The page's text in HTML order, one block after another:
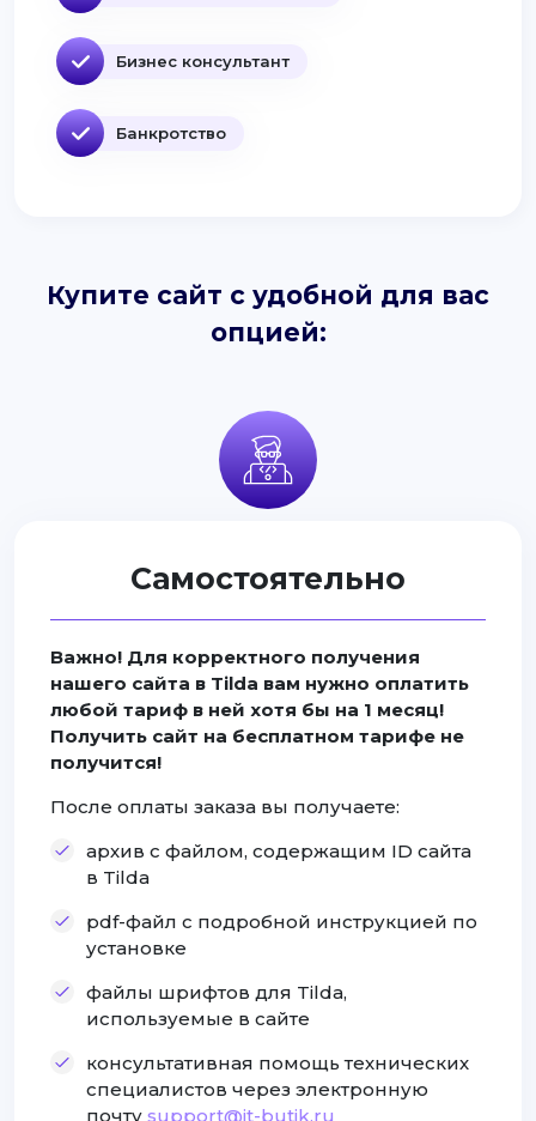
Бизнес консультант
Банкротство
Купите сайт с удобной для вас
опцией:
Самостоятельно
Важно! Для корректного получения
нашего сайта в Tilda вам нужно оплатить
любой тариф в ней хотя бы на 1 месяц!
Получить сайт на бесплатном тарифе не
получится!
После оплаты заказа вы получаете:
архив с файлом, содержащим ID сайта
в Tilda
pdf-файл с подробной инструкцией по
установке
файлы шрифтов для Tilda,
используемые в сайте
консультативная помощь технических
специалистов через электронную
почту support@it-butik.ru